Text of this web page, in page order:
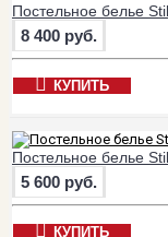
Постельное белье
8 400 руб.
КУПИТЬ
Постельное белье
5 600 руб.
КУПИТЬ